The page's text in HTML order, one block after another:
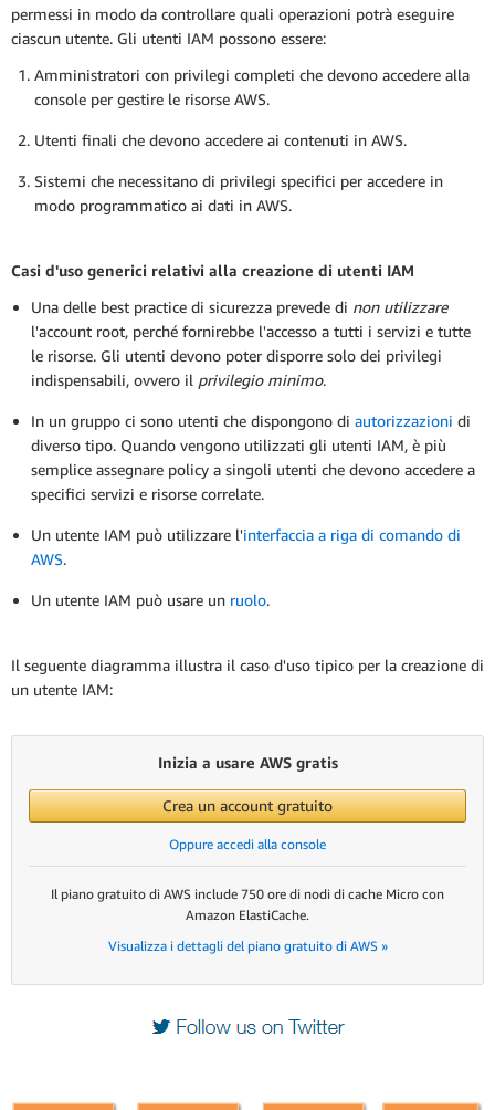
permessi in modo da controllare quali operazioni potrà eseguire
ciascun utente. Gli utenti IAM possono essere:
Amministratori con privilegi completi che devono accedere alla
console per gestire le risorse AWS.
Utenti finali che devono accedere ai contenuti in AWS.
Sistemi che necessitano di privilegi specifici per accedere in
modo programmatico ai dati in AWS.
Casi d'uso generici relativi alla creazione di utenti IAM
Una delle best practice di sicurezza prevede di non utilizzare
l'account root, perché fornirebbe l'accesso a tutti i servizi e tutte
le risorse. Gli utenti devono poter disporre solo dei privilegi
indispensabili, ovvero il privilegio minimo.
In un gruppo ci sono utenti che dispongono di autorizzazioni di
diverso tipo. Quando vengono utilizzati gli utenti IAM, è più
semplice assegnare policy a singoli utenti che devono accedere a
specifici servizi e risorse correlate.
Un utente IAM può utilizzare l'interfaccia a riga di comando di
AWS.
Un utente IAM può usare un ruolo.
Il seguente diagramma illustra il caso d'uso tipico per la creazione di
un utente IAM:
Inizia a usare AWS gratis
Crea un account gratuito
Oppure accedi alla console
Il piano gratuito di AWS include 750 ore di nodi di cache Micro con
Amazon ElastiCache.
Visualizza i dettagli del piano gratuito di AWS »